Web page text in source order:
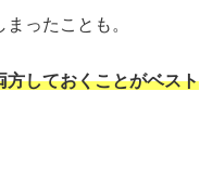
ったことも。
方しておくことがベスト